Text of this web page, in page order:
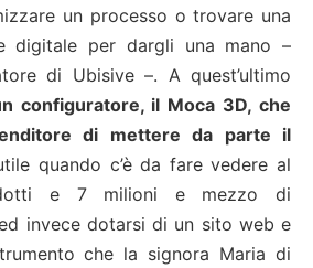
un processo o trovare una
digitale per dargli una mano –
di Ubisive –. A quest’ultimo
configuratore, il Moca 3D, che
di mettere da parte il
quando c’è da fare vedere al
e 7 milioni e mezzo di
invece dotarsi di un sito web e
che la signora Maria di